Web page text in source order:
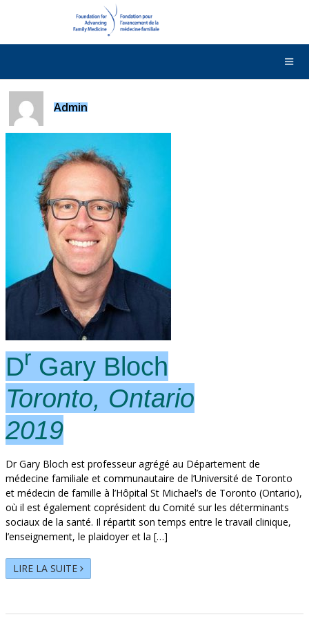
English
Admin
Dr Gary Bloch
Toronto, Ontario
2019
Dr Gary Bloch est professeur agrégé au Département de
médecine familiale et communautaire de l’Université de Toronto
et médecin de famille à l’Hôpital St Michael’s de Toronto (Ontario),
où il est également coprésident du Comité sur les déterminants
sociaux de la santé. Il répartit son temps entre le travail clinique,
l’enseignement, le plaidoyer et la […]
LIRE LA SUITE